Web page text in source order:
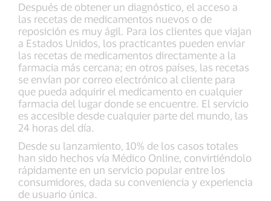
Después de obtener un diagnóstico, el acceso a
las recetas de medicamentos nuevos o de
reposición es muy ágil. Para los clientes que viajan
a Estados Unidos, los practicantes pueden enviar
las recetas de medicamentos directamente a la
farmacia más cercana; en otros países, las recetas
se envían por correo electrónico al cliente para
que pueda adquirir el medicamento en cualquier
farmacia del lugar donde se encuentre. El servicio
es accesible desde cualquier parte del mundo, las
24 horas del día.
Desde su lanzamiento, 10% de los casos totales
han sido hechos vía Médico Online, convirtiéndolo
rápidamente en un servicio popular entre los
consumidores, dada su conveniencia y experiencia
de usuario única.